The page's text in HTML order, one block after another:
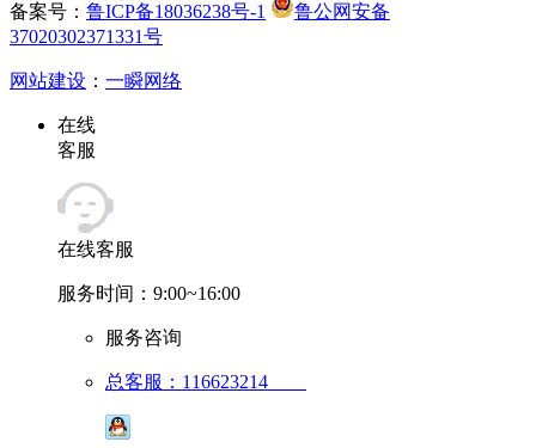
备案号： 鲁ICP备18036238号-1
鲁公网安备
37020302371331号
网站建设 ： 一瞬网络
在线
客服
在线客服
服务时间：9:00~16:00
服务咨询
总客服：116623214